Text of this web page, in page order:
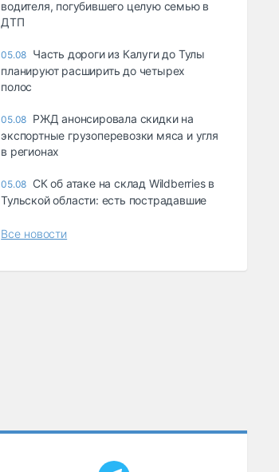
водителя, погубившего целую семью в
ДТП
05.08 Часть дороги из Калуги до Тулы
планируют расширить до четырех
полос
05.08 РЖД анонсировала скидки на
экспортные грузоперевозки мяса и угля
в регионах
05.08 СК об атаке на склад Wildberries в
Тульской области: есть пострадавшие
Все новости